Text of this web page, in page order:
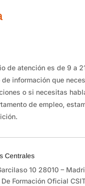
de atención es de 9 a
información que
o si necesitas
de empleo,
Centrales
10 28010 –
Formación Oficial